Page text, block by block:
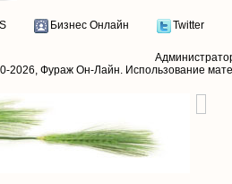
Бизнес Онлайн Twitter
2026, Фураж Он-Лайн. Использование